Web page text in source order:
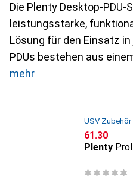
Die Plenty Desktop-PDU-
leistungsstarke,
Lösung für den Einsatz
PDUs bestehen aus
mehr
USV Zubehör
CHF
61.30
Plenty